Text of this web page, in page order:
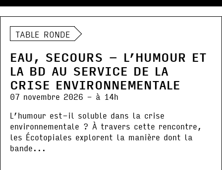
TABLE RONDE
EAU, SECOURS – L’HUMOUR ET
LA BD AU SERVICE DE LA
CRISE ENVIRONNEMENTALE
07 novembre 2026 - à 14h
L’humour est-il soluble dans la crise
environnementale ? À travers cette rencontre,
les Écotopiales explorent la manière dont la
bande...